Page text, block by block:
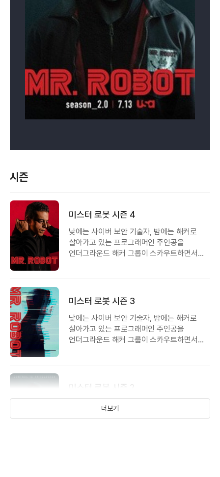
시즌
미스터 로봇 시즌 4
낮에는 사이버 보안 기술자, 밤에는 해커로
살아가고 있는 프로그래머인 주인공을
언더그라운드 해커 그룹이 스카우트하면서
미스터 로봇 시즌 3
낮에는 사이버 보안 기술자, 밤에는 해커로
살아가고 있는 프로그래머인 주인공을
언더그라운드 해커 그룹이 스카우트하면서
미스터 로봇 시즌 2
낮에는 사이버 보안 기술자, 밤에는 해커로
더보기